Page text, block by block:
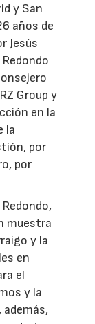
y San
años de
Jesús
Group y
en la
la
por
por
muestra
y la
en
el
y la